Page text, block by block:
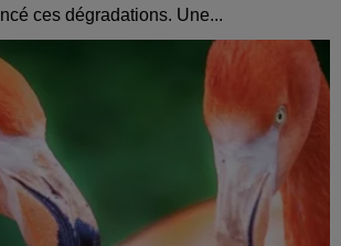
ces dégradations. Une...